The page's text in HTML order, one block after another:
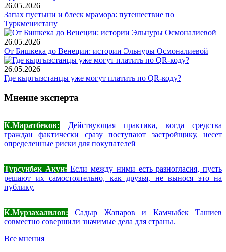
26.05.2026
Запах пустыни и блеск мрамора: путешествие по
Туркменистану
26.05.2026
От Бишкека до Венеции: истории Эльнуры Осмоналиевой
26.05.2026
Где кыргызстанцы уже могут платить по QR-коду?
Мнение эксперта
К.Маратбеков: Действующая практика, когда средства
граждан фактически сразу поступают застройщику, несет
определенные риски для покупателей
Турсунбек Акун: Если между ними есть разногласия, пусть
решают их самостоятельно, как друзья, не вынося это на
публику.
К.Мурзахалилов: Садыр Жапаров и Камчыбек Ташиев
совместно совершили значимые дела для страны.
Все мнения